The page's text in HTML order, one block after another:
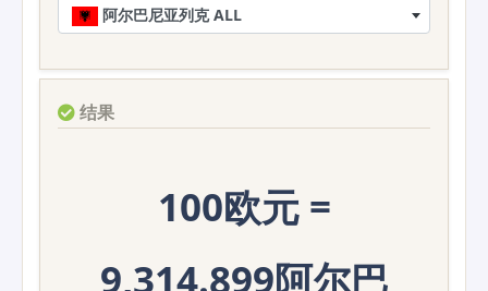
阿尔巴尼亚列克 ALL
结果
100欧元 =
9,314.899阿尔巴